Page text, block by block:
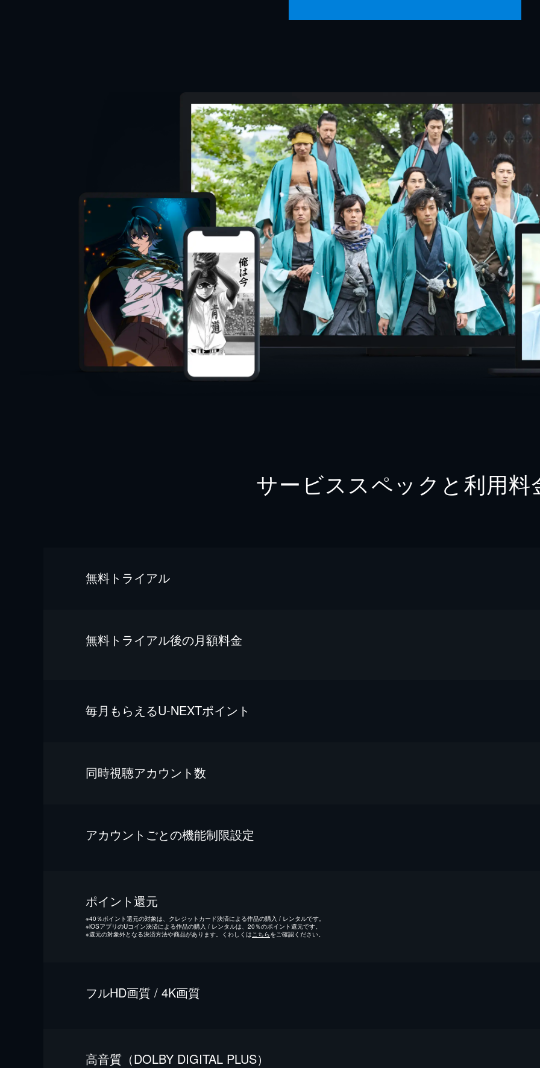
サービススペックと利用料
無料トライアル
無料トライアル後の⽉額料金
毎⽉もらえるU-NEXTポイント
同時視聴アカウント数
アカウントごとの機能制限設定
ポイント還元
※40％ポイント還元の対象は、クレジットカード決済による作品の購入 / レンタルです。
※iOSアプリのUコイン決済による作品の購入 / レンタルは、20％のポイント還元です。
※還元の対象外となる決済方法や商品があります。くわしくは こちらをご確認ください。
フルHD画質 / 4K画質
⾼⾳質（DOLBY DIGITAL PLUS）